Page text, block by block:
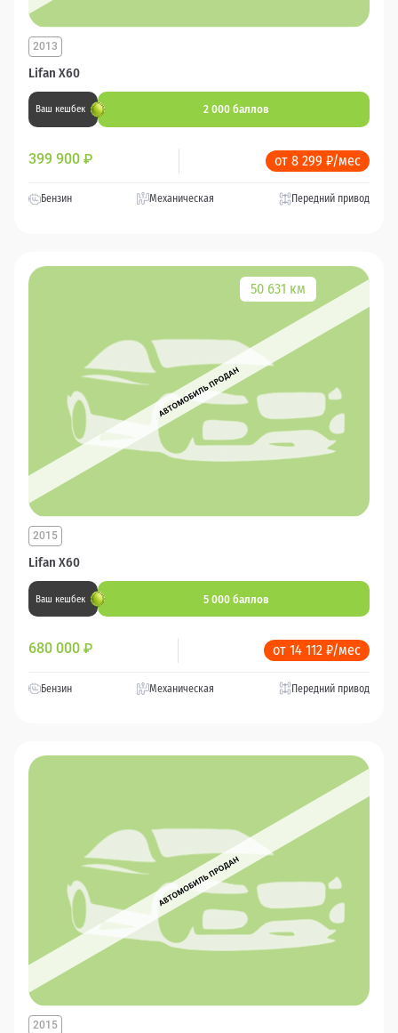
Lifan X60
2013
Ваш кешбек 2 000 баллов
399 900 ₽ от 8 299 ₽/мес
Бензин Механическая Передний привод
50 631 км
Lifan X60
2015
Ваш кешбек 5 000 баллов
680 000 ₽ от 14 112 ₽/мес
Бензин Механическая Передний привод
2015